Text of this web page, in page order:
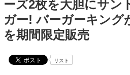
ーズ2枚を大胆にサン
ガー! バーガーキング
を期間限定販売
リスト